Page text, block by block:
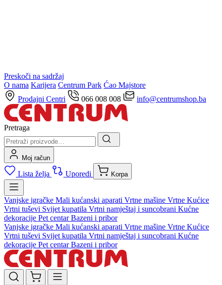
Preskoči na sadržaj
O nama Karijera Centrum Park Ćao Majstore
Prodajni Centri
066 008 008 info@centrumshop.ba
Pretraga
Moj račun
Lista želja Uporedi Korpa
Vanjske igračke Mali kućanski aparati Vrtne mašine Vrtne Kućice
Vrtni tuševi Svijet kupatila Vrtni namještaj i suncobrani Kućne
dekoracije Pet centarBazeni i pribor
Vanjske igračke Mali kućanski aparati Vrtne mašine Vrtne Kućice
Vrtni tuševi Svijet kupatila Vrtni namještaj i suncobrani Kućne
dekoracije Pet centarBazeni i pribor